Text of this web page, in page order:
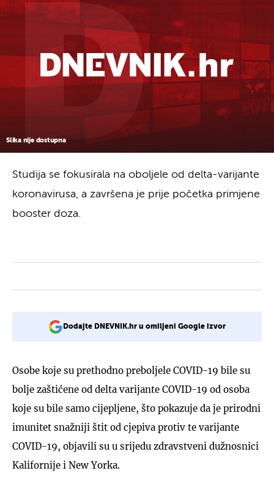
Slika nije dostupna
Studija se fokusirala na oboljele od delta-varijante
koronavirusa, a završena je prije početka primjene
booster doza.
Dodajte DNEVNIK.hr u omiljeni Google izvor
Osobe koje su prethodno preboljele COVID-19 bile su
bolje zaštićene od delta varijante COVID-19 od osoba
koje su bile samo cijepljene, što pokazuje da je prirodni
imunitet snažniji štit od cjepiva protiv te varijante
COVID-19, objavili su u srijedu zdravstveni dužnosnici
Kalifornije i New Yorka.